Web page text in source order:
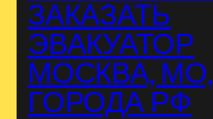
ЗАКАЗАТЬ
ЭВАКУАТОР
МОСКВА, МО,
ГОРОДА РФ